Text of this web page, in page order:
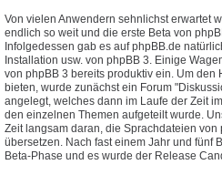
Von vielen Anwendern sehnlichst erwartet
endlich so weit und die erste Beta von
Infolgedessen gab es auf phpBB.de
Installation usw. von phpBB 3. Einige
von phpBB 3 bereits produktiv ein. Um den
bieten, wurde zunächst ein Forum
angelegt, welches dann im Laufe der Zeit
den einzelnen Themen aufgeteilt wurde.
Zeit langsam daran, die Sprachdateien von
übersetzen. Nach fast einem Jahr und fünf
Beta-Phase und es wurde der Release